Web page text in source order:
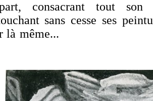
consacrant tout
sans cesse ses
là même...